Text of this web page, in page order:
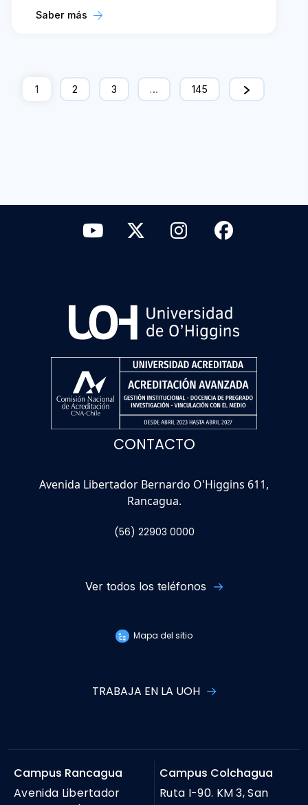
Saber más
1 2 3 … 145
CONTACTO
Avenida Libertador Bernardo O'Higgins 611,
Rancagua.
(56) 22903 0000
Ver todos los teléfonos
Mapa del sitio
TRABAJA EN LA UOH
Campus Rancagua
Avenida Libertador
Campus Colchagua
Ruta I-90. KM 3, San